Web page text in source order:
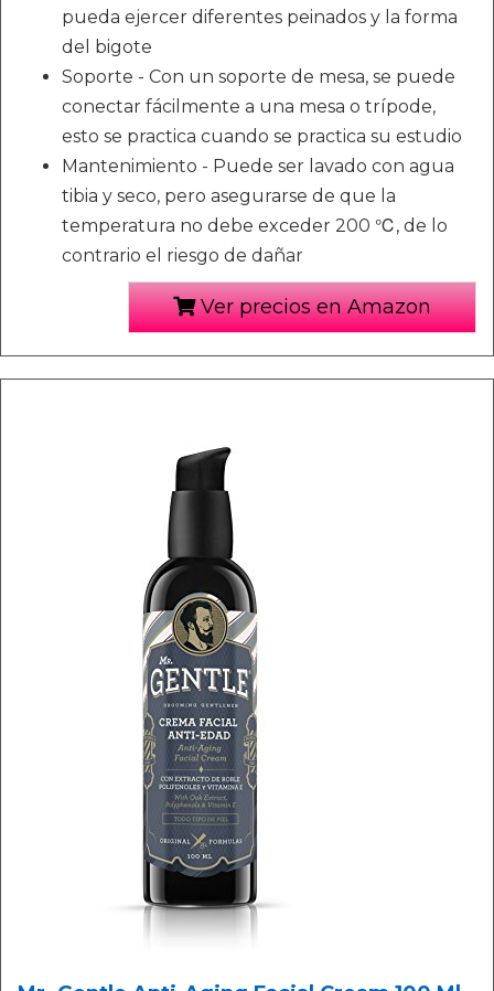
pueda ejercer diferentes peinados y la forma
del bigote
Soporte - Con un soporte de mesa, se puede
conectar fácilmente a una mesa o trípode,
esto se practica cuando se practica su estudio
Mantenimiento - Puede ser lavado con agua
tibia y seco, pero asegurarse de que la
temperatura no debe exceder 200 ℃, de lo
contrario el riesgo de dañar
Ver precios en Amazon